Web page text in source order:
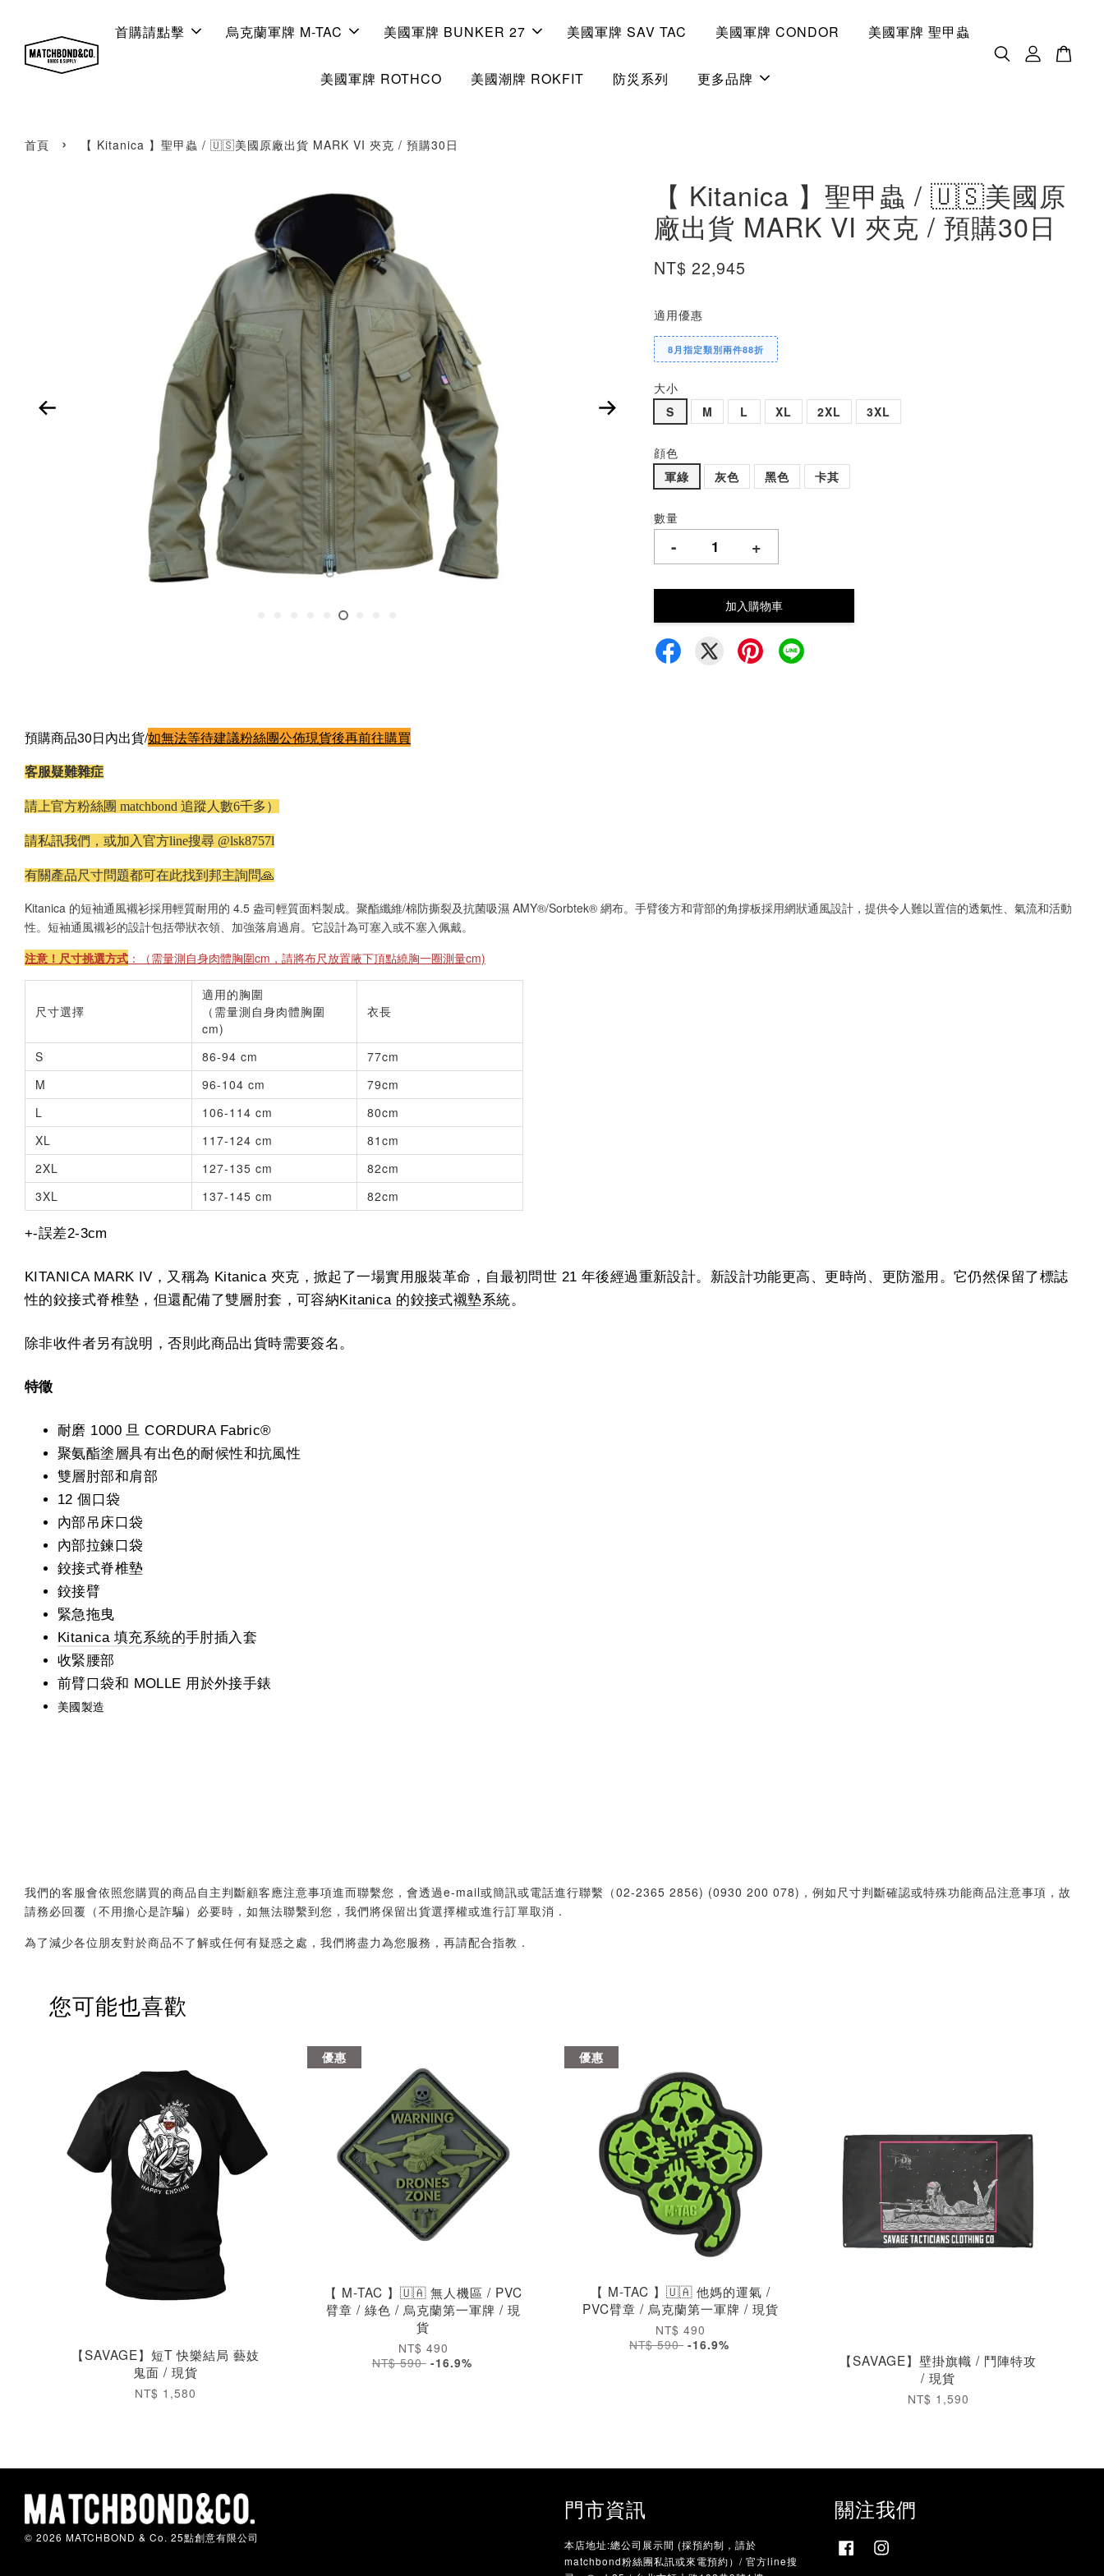
首購請點擊 烏克蘭軍牌 M-TAC 美國軍牌 BUNKER 27 美國軍牌 SAV TAC 美國軍牌 CONDOR 美國軍牌 聖甲蟲
美國軍牌 ROTHCO 美國潮牌 ROKFIT 防災系列 更多品牌
首頁 › 【 Kitanica 】聖甲蟲 / 🇺🇸美國原廠出貨 MARK VI 夾克 / 預購30日
【 Kitanica 】聖甲蟲 / 🇺🇸美國原
廠出貨 MARK VI 夾克 / 預購30日
NT$ 22,945
適用優惠
8月指定類別兩件88折
大小
S
M L XL 2XL 3XL
顔色
軍綠
灰色 黑色 卡其
數量
- +
加入購物車
預購商品30日內出貨/如無法等待建議粉絲團公佈現貨後再前往購買
客服疑難雜症
請上官方粉絲團 matchbond 追蹤人數6千多）
請私訊我們，或加入官方line搜尋 @lsk8757l
有關產品尺寸問題都可在此找到邦主詢問🙏
Kitanica 的短袖通風襯衫採用輕質耐用的 4.5 盎司輕質面料製成。聚酯纖維/棉防撕裂及抗菌吸濕 AMY®/Sorbtek® 網布。手臂後方和背部的角撐板採用網狀通風設計，提供令人難以置信的透氣性、氣流和活動
性。短袖通風襯衫的設計包括帶狀衣領、加強落肩過肩。它設計為可塞入或不塞入佩戴。
注意！尺寸挑選方式 ：（需量測自身肉體胸圍cm，請將布尺放置腋下頂點繞胸一圈測量cm)
尺寸選擇
適用的胸圍
（需量測自身肉體胸圍
cm)
衣長
S 86-94 cm
77cm
M
96-104 cm
79cm
L
106-114 cm
80cm
XL
117-124 cm
81cm
2XL
127-135 cm
82cm
3XL
137-145 cm 82cm
+-誤差2-3cm
KITANICA MARK IV，又稱為 Kitanica 夾克，掀起了一場實用服裝革命，自最初問世 21 年後經過重新設計。新設計功能更高、更時尚、更防濫用。它仍然保留了標誌
性的鉸接式脊椎墊，但還配備了雙層肘套，可容納Kitanica 的鉸接式襯墊系統。
除非收件者另有說明，否則此商品出貨時需要簽名。
特徵
耐磨 1000 旦 CORDURA Fabric®
聚氨酯塗層具有出色的耐候性和抗風性
雙層肘部和肩部
12 個口袋
內部吊床口袋
內部拉鍊口袋
鉸接式脊椎墊
鉸接臂
緊急拖曳
Kitanica 填充系統的手肘插入套
收緊腰部
前臂口袋和 MOLLE 用於外接手錶
美國製造
我們的客服會依照您購買的商品自主判斷顧客應注意事項進而聯繫您，會透過e-mail或簡訊或電話進行聯繫（02-2365 2856) (0930 200 078)，例如尺寸判斷確認或特殊功能商品注意事項，故
請務必回覆（不用擔心是詐騙）必要時，如無法聯繫到您，我們將保留出貨選擇權或進行訂單取消．
為了減少各位朋友對於商品不了解或任何有疑惑之處，我們將盡力為您服務，再請配合指教．
您可能也喜歡
【SAVAGE】短T 快樂結局 藝妓
鬼面 / 現貨
NT$ 1,580
優惠
【 M-TAC 】🇺🇦 無人機區 / PVC
臂章 / 綠色 / 烏克蘭第一軍牌 / 現
貨
NT$ 490
NT$ 590 -16.9%
優惠
【 M-TAC 】🇺🇦 他媽的運氣 /
PVC臂章 / 烏克蘭第一軍牌 / 現貨
NT$ 490
NT$ 590 -16.9%
【SAVAGE】壁掛旗幟 / 鬥陣特攻
/ 現貨
NT$ 1,590
© 2026 MATCHBOND & Co. 25點創意有限公司
門市資訊
本店地址:總公司展示間 (採預約制，請於
matchbond粉絲團私訊或來電預約）/ 官方line搜
關注我們
Facebook